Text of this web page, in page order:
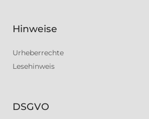
Hinweise
Urheberrechte
Lesehinweis
DSGVO